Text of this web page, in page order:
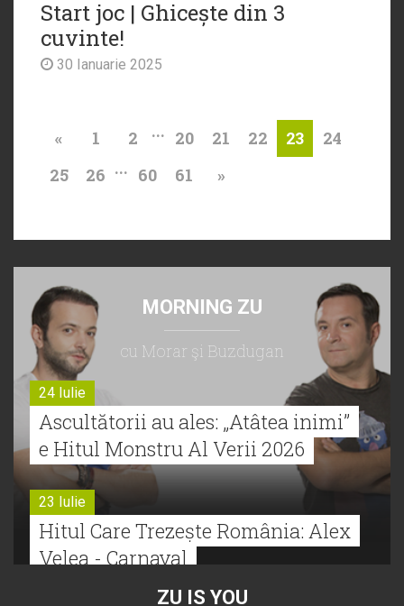
Start joc | Ghicește din 3
cuvinte!
30 Ianuarie 2025
« 1 2 ... 20 21 22 23
24
25
26 ... 60 61 »
MORNING ZU
cu Morar şi Buzdugan
24 Iulie
Ascultătorii au ales: „Atâtea inimi”
e Hitul Monstru Al Verii 2026
23 Iulie
Hitul Care Trezește România: Alex
Velea - Carnaval
ZU IS YOU